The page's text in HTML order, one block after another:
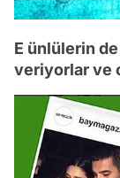
E ünlülerin
veriyorlar ve